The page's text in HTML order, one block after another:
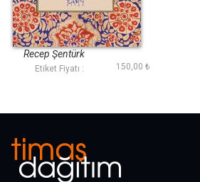
Fütüvvet
Recep Şentürk
Etiket Fiyatı : 150,00 ₺